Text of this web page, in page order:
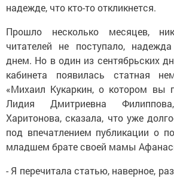
надежде, что кто-то откликнется.
Прошло несколько месяцев,
читателей не поступало,
днем. Но в один из сентябрьских
кабинета появилась статная
«Михаил Кукаркин, о котором вы
Лидия Дмитриевна
Харитонова, сказала, что уже
под впечатлением публикации о
младшем брате своей мамы
- Я перечитала статью, наверное,